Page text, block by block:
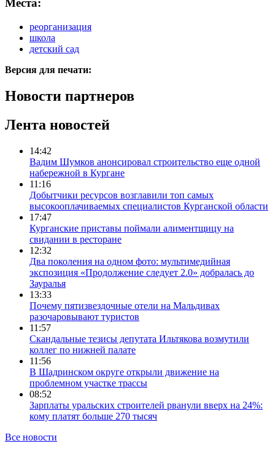
Места:
реорганизация
школа
детский сад
Версия для печати:
Новости партнеров
Лента новостей
14:42
Вадим Шумков анонсировал строительство еще одной
набережной в Кургане
11:16
Добытчики ресурсов возглавили топ самых
высокооплачиваемых специалистов Курганской области
17:47
Курганские приставы поймали алиментщицу на
свидании в ресторане
12:32
Два поколения на одном фото: мультимедийная
экспозиция «Продолжение следует 2.0» добралась до
Зауралья
13:33
Почему пятизвездочные отели на Мальдивах
разочаровывают туристов
11:57
Скандальные тезисы депутата Ильтякова возмутили
коллег по нижней палате
11:56
В Шадринском округе открыли движение на
проблемном участке трассы
08:52
Зарплаты уральских строителей рванули вверх на 24%:
кому платят больше 270 тысяч
Все новости